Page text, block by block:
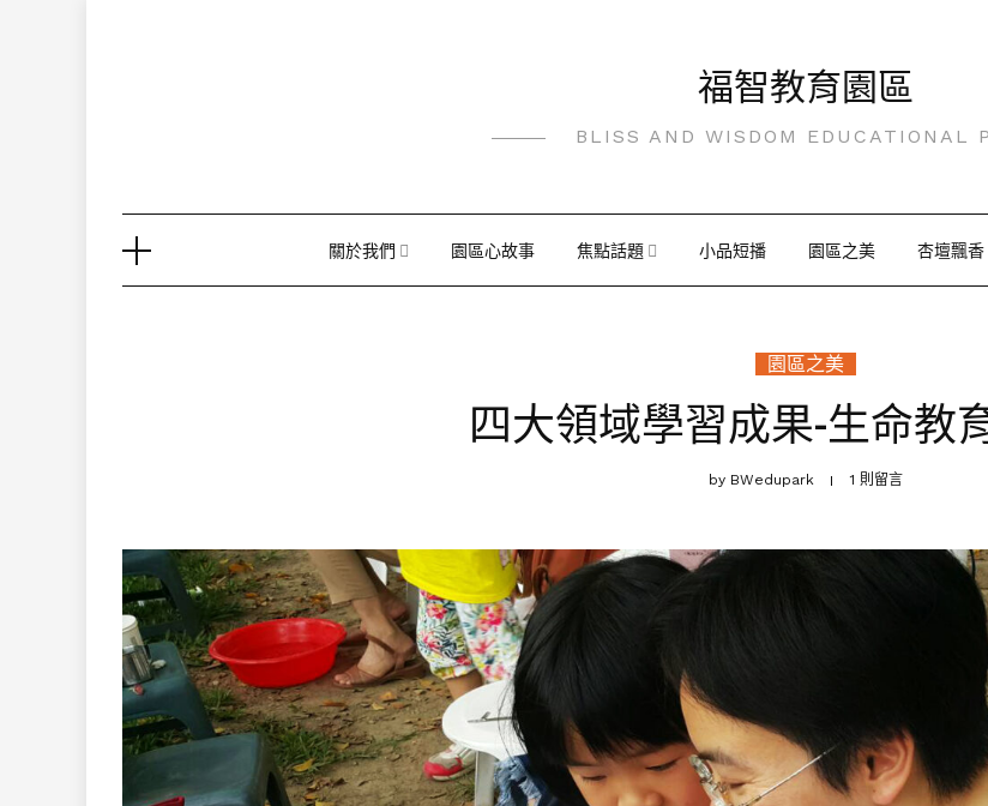
福智教育園區
BLISS AND WISDOM EDUCATIONAL
關於我們 園區心故事 焦點話題 小品短播 園區之美 杏壇飄香
園區之美
四大領域學習成果-生命教
by BWedupark 1 則留言